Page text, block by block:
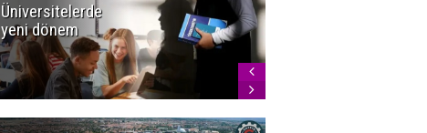
Üniversitelerde
yeni dönem